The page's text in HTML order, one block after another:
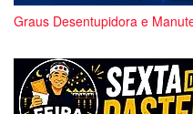
Graus Desentupidora e